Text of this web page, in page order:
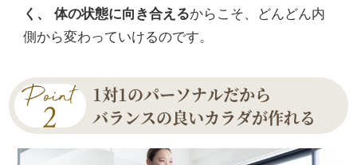
く、 体の状態に向き合えるからこそ、どんどん内
側から変わっていけるのです。
1対1のパーソナルだから
バランスの良いカラダが作れる